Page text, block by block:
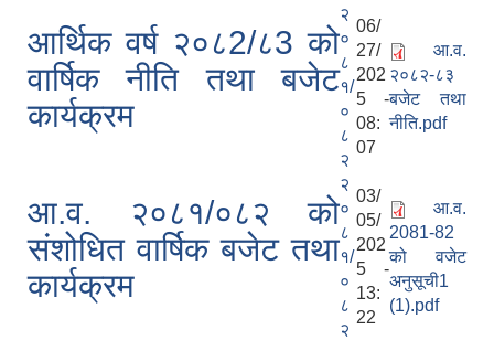
आर्थिक वर्ष २०८2/८3 को
वार्षिक नीति तथा बजेट
कार्यक्रम
२
०
८
१/
०
८
२
06/
27/
202
5 -
08:
07
आ.व.
२०८२-८३
बजेट तथा
नीति.pdf
आ.व. २०८१/०८२ को
संशोधित वार्षिक बजेट तथा
कार्यक्रम
२
०
८
१/
०
८
२
03/
05/
202
5 -
13:
22
आ.व.
2081-82
को वजेट
अनुसूची1
(1).pdf